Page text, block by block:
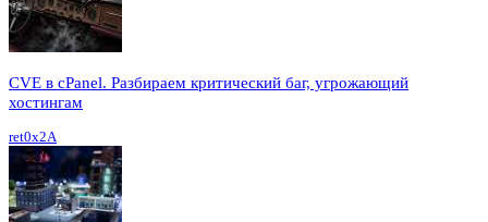
CVE в cPanel. Разбираем критический баг, угрожающий
хостингам
ret0x2A